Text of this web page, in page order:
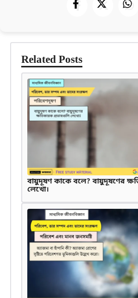
Related Posts
বায়ুদূষণ কাকে বলে? বায়ুদূষণের
লেখো।